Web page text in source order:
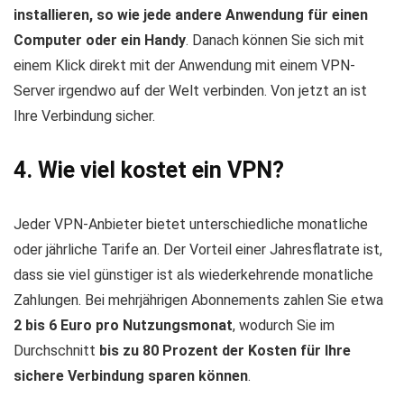
installieren, so wie jede andere Anwendung für einen
Computer oder ein Handy. Danach können Sie sich mit
einem Klick direkt mit der Anwendung mit einem VPN-
Server irgendwo auf der Welt verbinden. Von jetzt an ist
Ihre Verbindung sicher.
4. Wie viel kostet ein VPN?
Jeder VPN-Anbieter bietet unterschiedliche monatliche
oder jährliche Tarife an. Der Vorteil einer Jahresflatrate ist,
dass sie viel günstiger ist als wiederkehrende monatliche
Zahlungen. Bei mehrjährigen Abonnements zahlen Sie etwa
2 bis 6 Euro pro Nutzungsmonat, wodurch Sie im
Durchschnitt bis zu 80 Prozent der Kosten für Ihre
sichere Verbindung sparen können.